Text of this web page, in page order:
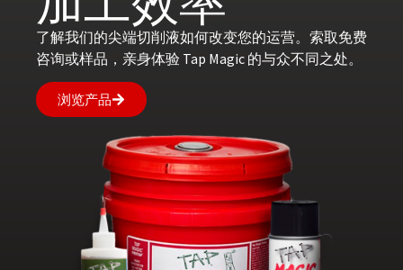
了解我们的尖端切削液如何改变您的运营。索取免费
咨询或样品，亲身体验 Tap Magic 的与众不同之处。
浏览产品